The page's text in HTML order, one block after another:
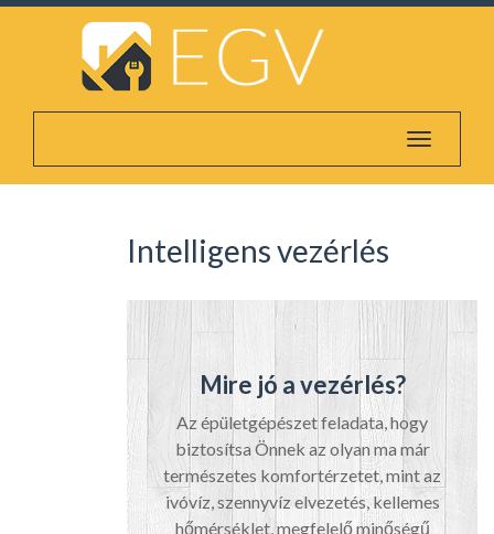
Toggle
Intelligens vezérlés
Mire jó a vezérlés?
Az épületgépészet feladata, hogy
biztosítsa Önnek az olyan ma már
természetes komfortérzetet, mint az
ivóvíz, szennyvíz elvezetés, kellemes
hőmérséklet, megfelelő minőségű